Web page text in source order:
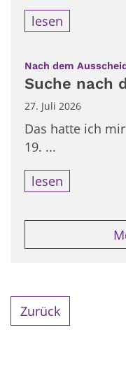
lesen
Nach dem
Suche nach
27. Juli 2026
Das hatte ich
19. ...
lesen
Zurück